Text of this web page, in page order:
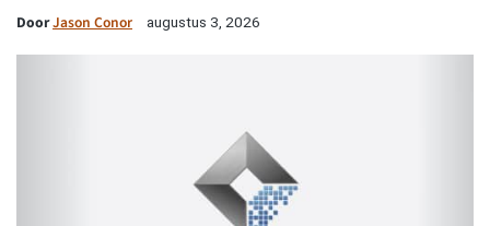
DoorJason Conor augustus 3, 2026